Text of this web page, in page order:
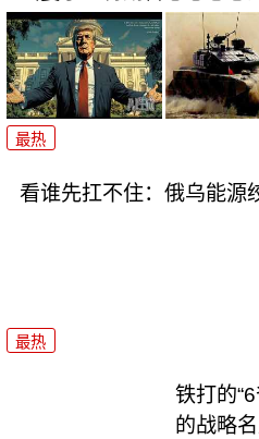
最热
看谁先扛不住：俄乌能源
最热
铁打的
的战略名